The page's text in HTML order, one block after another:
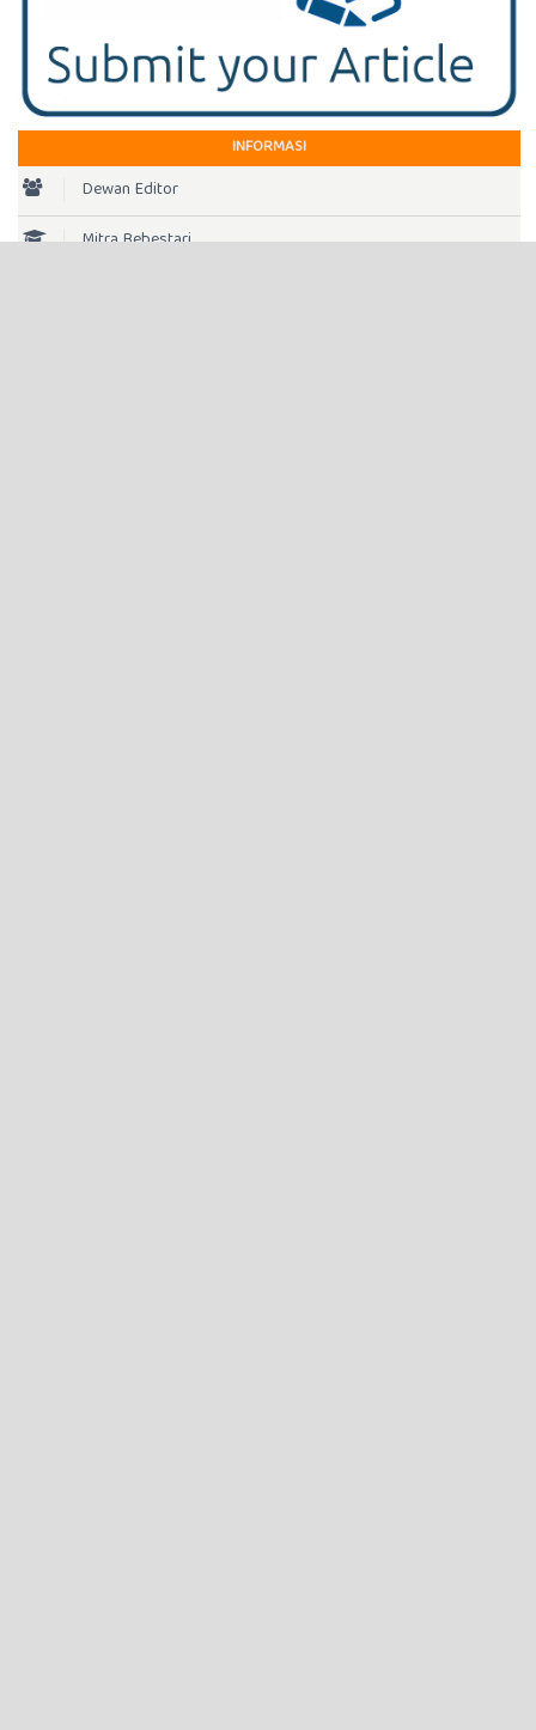
INFORMASI
Dewan Editor
Mitra Bebestari